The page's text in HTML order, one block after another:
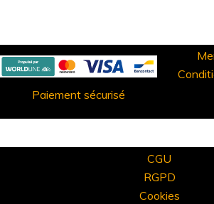
CGU
RGPD
Cookies
Paiement sécurisé